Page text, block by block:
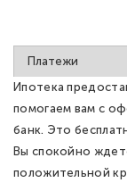
Платежи
Ипотека
помогаем вам с
банк. Это
Вы спокойно
положительной